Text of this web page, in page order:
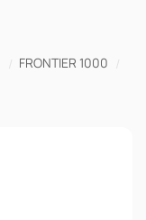
FRONTIER 1000